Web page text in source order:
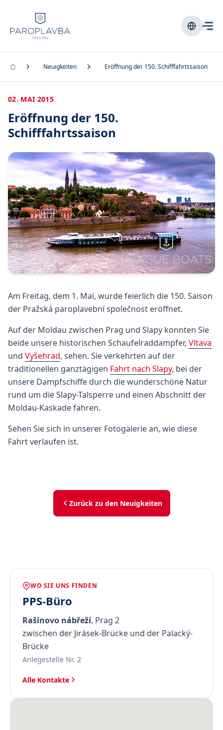
Neuigkeiten Eröffnung der 150. Schifffahrtssaison
02. MAI 2015
Eröffnung der 150.
Schifffahrtssaison
Am Freitag, dem 1. Mai, wurde feierlich die 150. Saison
der Pražská paroplavební společnost eröffnet.
Auf der Moldau zwischen Prag und Slapy konnten Sie
beide unsere historischen Schaufelraddampfer, Vltava
und Vyšehrad, sehen. Sie verkehrten auf der
traditionellen ganztägigen Fahrt nach Slapy, bei der
unsere Dampfschiffe durch die wunderschöne Natur
rund um die Slapy-Talsperre und einen Abschnitt der
Moldau-Kaskade fahren.
Sehen Sie sich in unserer Fotogalerie an, wie diese
Fahrt verlaufen ist.
Zurück zu den Neuigkeiten
WO SIE UNS FINDEN
PPS-Büro
Rašínovo nábřeží, Prag 2
zwischen der Jirásek-Brücke und der Palacký-
Brücke
Anlegestelle Nr. 2
Alle Kontakte